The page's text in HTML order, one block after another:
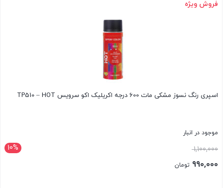
بستن
فروش ویژه
اسپری رنگ نسوز مشکی مات 600 درجه اکریلیک اکو سرویس TP510 – HOT
موجود در انبار
10% 1,100,000قیمت
اصلی: 990,000 تومان